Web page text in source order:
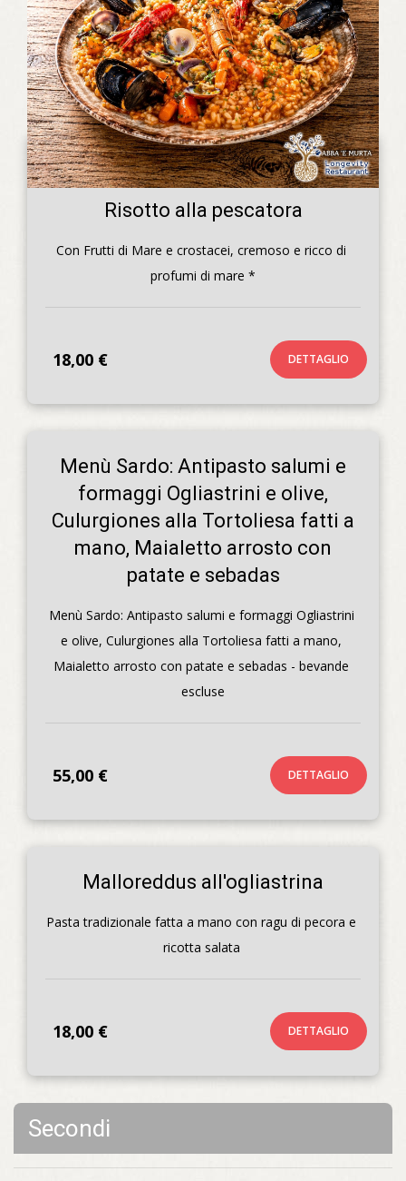
Risotto alla pescatora
Con Frutti di Mare e crostacei, cremoso e ricco di
profumi di mare *
18,00 € DETTAGLIO
Menù Sardo: Antipasto salumi e
formaggi Ogliastrini e olive,
Culurgiones alla Tortoliesa fatti a
mano, Maialetto arrosto con
patate e sebadas
Menù Sardo: Antipasto salumi e formaggi Ogliastrini
e olive, Culurgiones alla Tortoliesa fatti a mano,
Maialetto arrosto con patate e sebadas - bevande
escluse
55,00 € DETTAGLIO
Malloreddus all'ogliastrina
Pasta tradizionale fatta a mano con ragu di pecora e
ricotta salata
18,00 € DETTAGLIO
Secondi